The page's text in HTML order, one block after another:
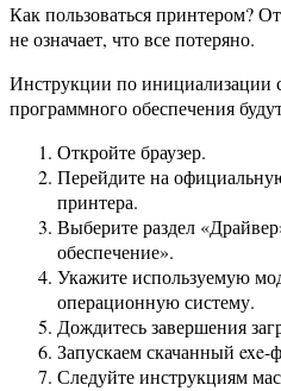
Как пользоваться принтером?
не означает, что все потеряно.
Инструкции по инициализации
программного обеспечения
Откройте браузер.
Перейдите на
принтера.
Выберите раздел
обеспечение».
Укажите используемую
операционную систему.
Дождитесь завершения
Запускаем скачанный exe-
Следуйте инструкциям